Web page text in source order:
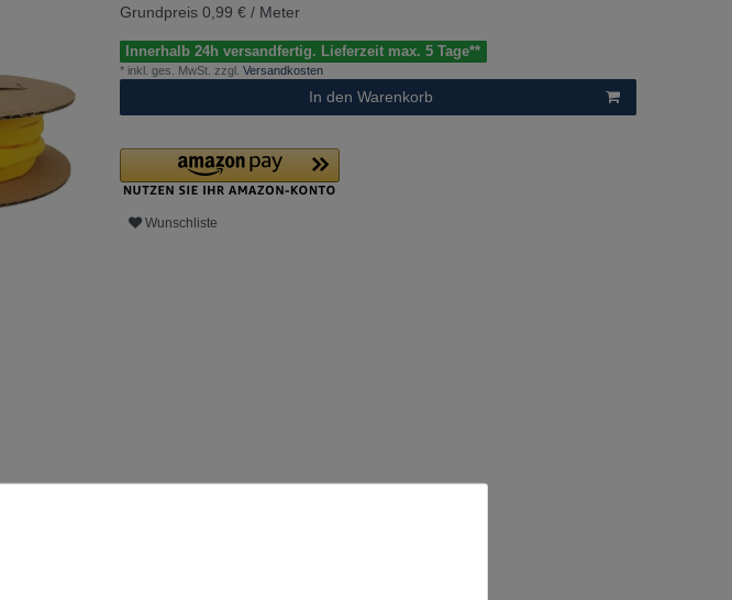
Grundpreis 0,99 € / Meter
Innerhalb 24h versandfertig. Lieferzeit max. 5 Tage**
* inkl. ges. MwSt. zzgl. Versandkosten
In den Warenkorb
Wunschliste